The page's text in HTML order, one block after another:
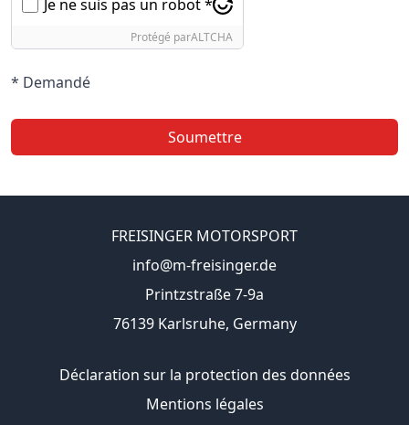
Je ne suis pas un robot *
Protégé parALTCHA
* Demandé
Soumettre
FREISINGER MOTORSPORT
info@m-freisinger.de
Printzstraße 7-9a
76139 Karlsruhe, Germany
Déclaration sur la protection des données
Mentions légales